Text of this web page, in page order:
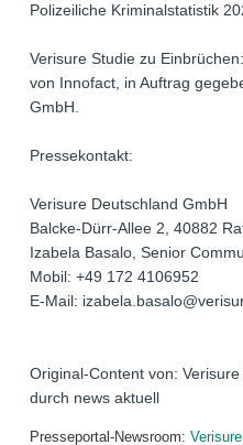
Polizeiliche Kriminalstatistik
Verisure Studie zu
von Innofact, in Auftrag
GmbH.
Pressekontakt:
Verisure Deutschland GmbH
Balcke-Dürr-Allee 2, 40882
Izabela Basalo, Senior
Mobil: +49 172 4106952
E-Mail:
Original-Content von:
durch news aktuell
Presseportal-Newsroom: